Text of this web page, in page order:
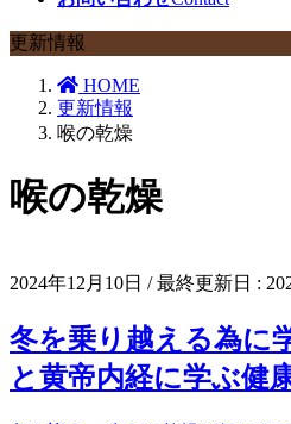
更新情報
HOME
更新情報
喉の乾燥
喉の乾燥
2024年12月10日 / 最終更新日 :
冬を乗り越える為に
と黄帝内経に学ぶ健